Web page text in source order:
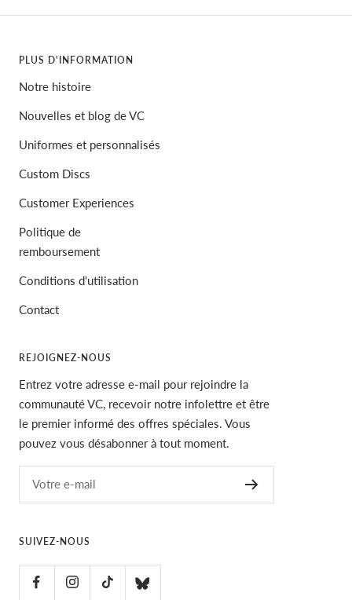
PLUS D'INFORMATION
Notre histoire
Nouvelles et blog de VC
Uniformes et personnalisés
Custom Discs
Customer Experiences
Politique de
remboursement
Conditions d'utilisation
Contact
REJOIGNEZ-NOUS
Entrez votre adresse e-mail pour rejoindre la
communauté VC, recevoir notre infolettre et être
le premier informé des offres spéciales. Vous
pouvez vous désabonner à tout moment.
Votre e-mail
SUIVEZ-NOUS